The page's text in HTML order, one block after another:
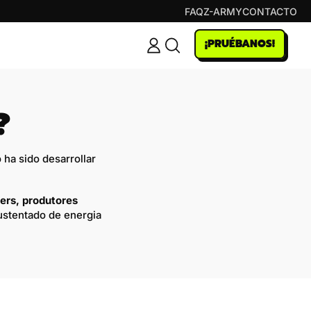
FAQZ-ARMYCONTACTO
INICIAR
SESSÃO
PESQUISAR
NO
¡PRUÉBANOS!
sido desarrollar
produtores
de energia